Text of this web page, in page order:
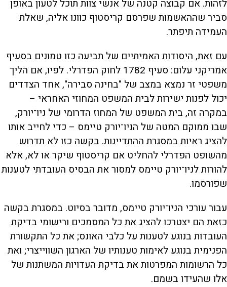
לזהות. אם קבוצה קטנה של אנשי צוות תוכל לטעון באופן
סביר שההאשמות שפרסם קריסטוף כוונו אליה, שאלת
העמידה תיפתר.
עם זאת, היסודות האמיתיים של תביעה כזו טמונים בסעיף
אמריקני עלום: סעיף 1782 לחוק הפדרלי. לפיו, אם הליך
משפטי זר נמצא במצב של "בחינה סבירה", אחד הצדדים
יכול לפנות ישירות לבית המשפט המחוזי האחראי –
במקרה זה, בית המשפט של המחוז הדרומי של ניו־יורק,
שבו ממוקם המטה של הניו־יורק טיימס – כדי לחייב אותו
להציג ראיות במסגרת ההתדיינות. בקשה כזו לא תדרוש
מהשופט הפדרלי להחליט אם קריסטוף שיקר או לא, אלא
להורות לניו־יורק טיימס למסור את הבסיס העובדתי לטענות
שפורסמו.
עבור עורכי הניו־יורק טיימס, מדובר בסיוט. במסגרת בקשה
כזאת הם יצטרכו להציג את כל המסמכים ורישומי בדיקת
העובדות בנוגע לטענות על כלבי האונס; את כל התקשורת
הפנימית בנוגע לאימות טענותיו של הארגון השווייצרי; ואת
כל הרשומות המפרטות את בדיקת העדויות המשתנות של
אלו שהעידו בשמם.